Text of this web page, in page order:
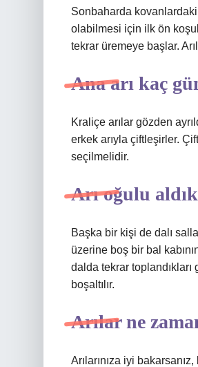
Sonbaharda
olabilmesi için ilk ön
tekrar üremeye başlar.
Ana arı kaç
Kraliçe arılar gözden
erkek arıyla çiftleşirler.
seçilmelidir.
Arı oğulu
Başka bir kişi de dalı
üzerine boş bir bal
dalda tekrar toplandıkları
boşaltılır.
Arılar ne
Arılarınıza iyi